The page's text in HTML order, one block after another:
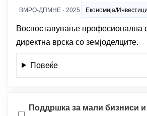
ВМРО-ДПМНЕ · 2025 Економија/
Воспоставување професионална
директна врска со земјоделците.
Повеќе
Поддршка за мали бизниси и